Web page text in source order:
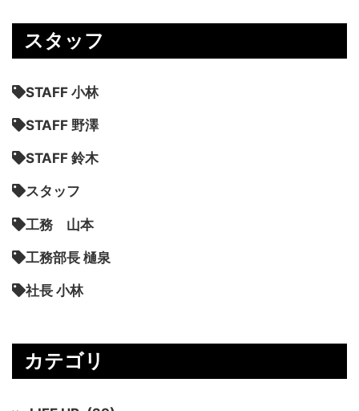
スタッフ
STAFF 小林
STAFF 野澤
STAFF 鈴木
スタッフ
工務 山本
工務部長 樋泉
社長 小林
カテゴリ